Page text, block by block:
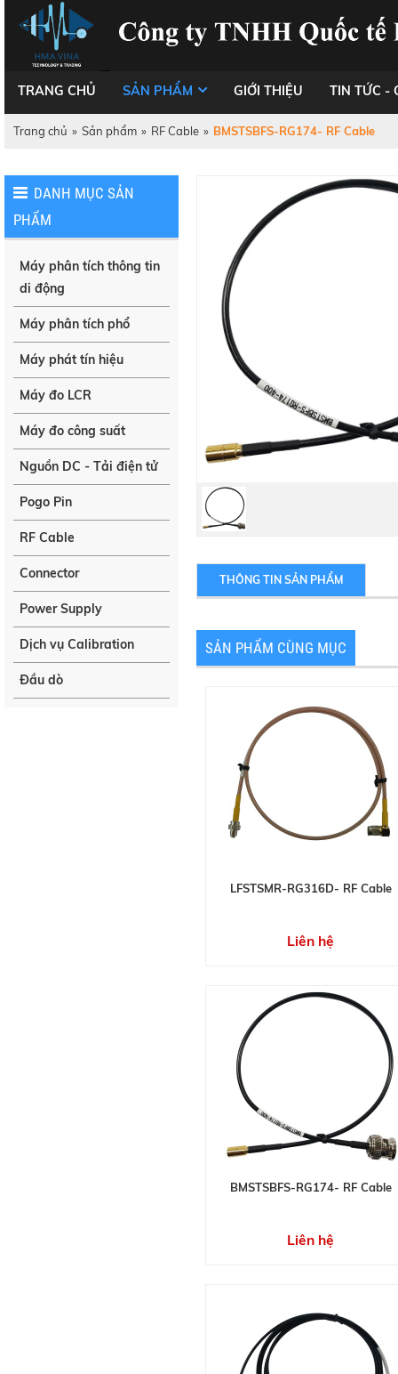
TRANG CHỦ SẢN PHẨM GIỚI THIỆU TIN TỨC -
Trang chủ » Sản phẩm » RF Cable » BMSTSBFS-RG174- RF Cable
DANH MỤC SẢN
PHẨM
Máy phân tích thông tin
di động
Máy phân tích phổ
Máy phát tín hiệu
Máy đo LCR
Máy đo công suất
Nguồn DC - Tải điện tử
Pogo Pin
RF Cable
Connector
Power Supply
Dịch vụ Calibration
Đầu dò
THÔNG TIN SẢN PHẨM
SẢN PHẨM CÙNG MỤC
LFSTSMR-RG316D- RF Cable
Liên hệ
BMSTSBFS-RG174- RF Cable
Liên hệ